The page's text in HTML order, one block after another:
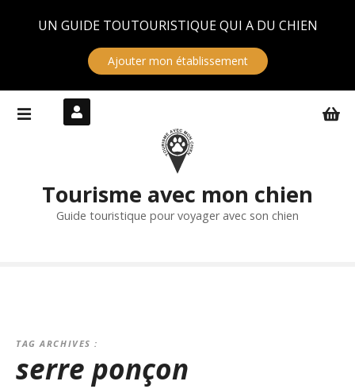
UN GUIDE TOUTOURISTIQUE QUI A DU CHIEN
Ajouter mon établissement
Tourisme avec mon chien
Guide touristique pour voyager avec son chien
TAG ARCHIVES :
serre ponçon